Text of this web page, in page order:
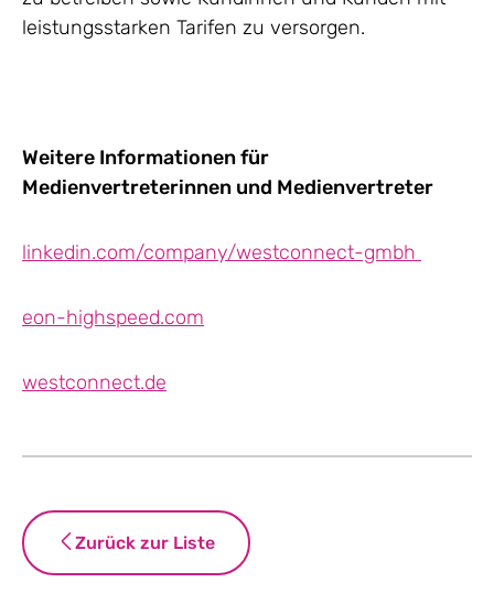
leistungsstarken Tarifen zu versorgen.
Weitere Informationen für
Medienvertreterinnen und Medienvertreter
linkedin.com/company/westconnect-gmbh
eon-highspeed.com
westconnect.de
Zurück zur Liste